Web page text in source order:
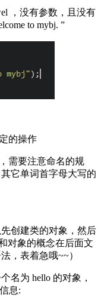
，没有参数，且没有
to mybj. ”
的操作
需要注意命名的规
它单词首字母大写的
创建类的对象，然后
对象的概念在后面文
，表着急哦~~）
名为 hello 的对象，
息: